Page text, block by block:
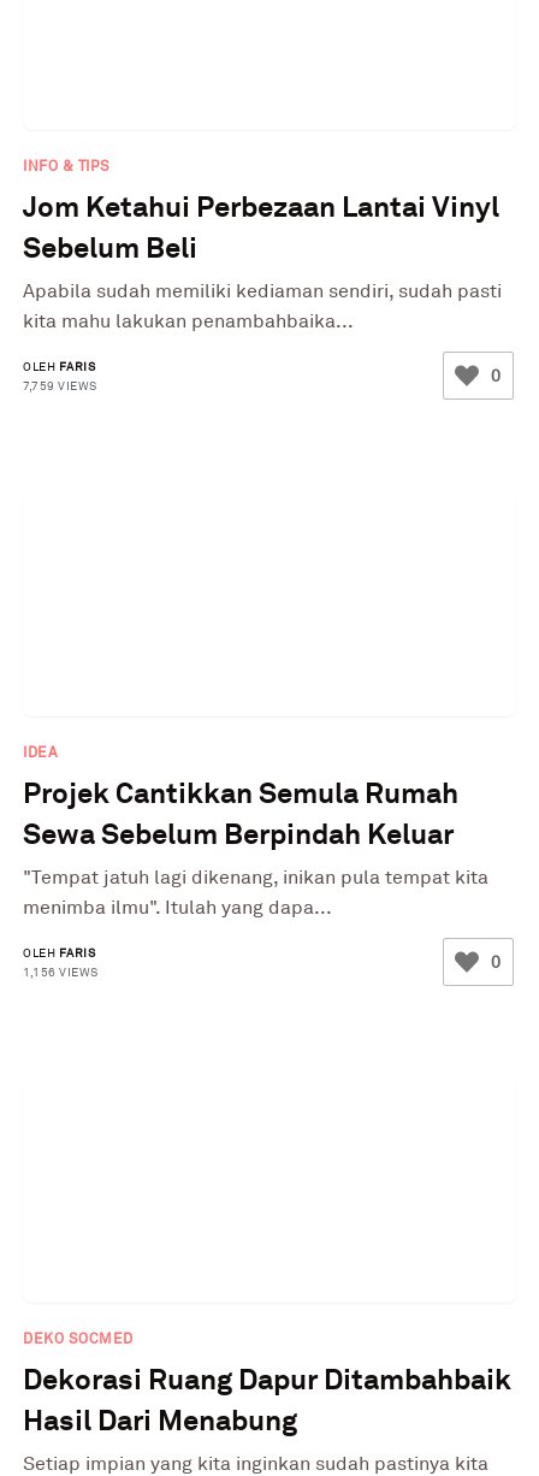
INFO & TIPS
Jom Ketahui Perbezaan Lantai Vinyl
Sebelum Beli
Apabila sudah memiliki kediaman sendiri, sudah pasti
kita mahu lakukan penambahbaika...
OLEH FARIS
7,759 VIEWS
0
IDEA
Projek Cantikkan Semula Rumah
Sewa Sebelum Berpindah Keluar
"Tempat jatuh lagi dikenang, inikan pula tempat kita
menimba ilmu". Itulah yang dapa...
OLEH FARIS
1,156 VIEWS
0
DEKO SOCMED
Dekorasi Ruang Dapur Ditambahbaik
Hasil Dari Menabung
Setiap impian yang kita inginkan sudah pastinya kita